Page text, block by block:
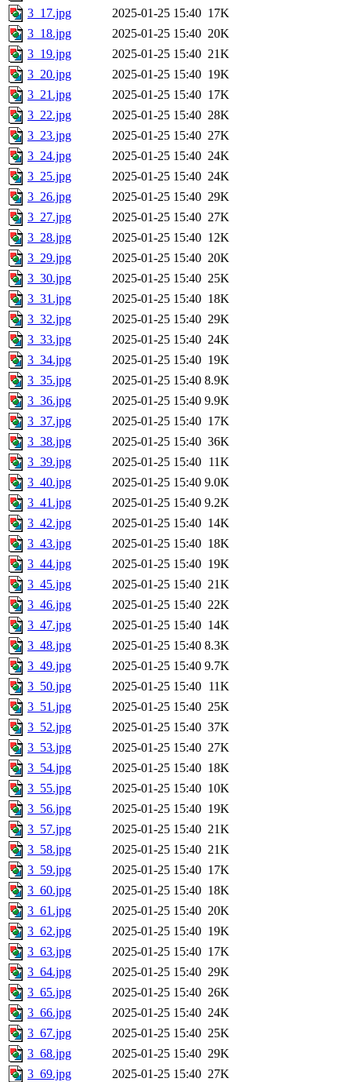
3_17.jpg 2025-01-25 15:40 17K
3_18.jpg
2025-01-25 15:40 20K
3_19.jpg
2025-01-25 15:40 21K
3_20.jpg
2025-01-25 15:40 19K
3_21.jpg
2025-01-25 15:40 17K
3_22.jpg
2025-01-25 15:40 28K
3_23.jpg
2025-01-25 15:40 27K
3_24.jpg
2025-01-25 15:40 24K
3_25.jpg
2025-01-25 15:40 24K
3_26.jpg
2025-01-25 15:40 29K
3_27.jpg
2025-01-25 15:40 27K
3_28.jpg
2025-01-25 15:40 12K
3_29.jpg
2025-01-25 15:40 20K
3_30.jpg
2025-01-25 15:40 25K
3_31.jpg
2025-01-25 15:40 18K
3_32.jpg
2025-01-25 15:40 29K
3_33.jpg
2025-01-25 15:40 24K
3_34.jpg
2025-01-25 15:40 19K
3_35.jpg
2025-01-25 15:40 8.9K
3_36.jpg
2025-01-25 15:40 9.9K
3_37.jpg
2025-01-25 15:40 17K
3_38.jpg
2025-01-25 15:40 36K
3_39.jpg
2025-01-25 15:40 11K
3_40.jpg
2025-01-25 15:40 9.0K
3_41.jpg
2025-01-25 15:40 9.2K
3_42.jpg
2025-01-25 15:40 14K
3_43.jpg
2025-01-25 15:40 18K
3_44.jpg
2025-01-25 15:40 19K
3_45.jpg
2025-01-25 15:40 21K
3_46.jpg
2025-01-25 15:40 22K
3_47.jpg
2025-01-25 15:40 14K
3_48.jpg
2025-01-25 15:40 8.3K
3_49.jpg
2025-01-25 15:40 9.7K
3_50.jpg
2025-01-25 15:40 11K
3_51.jpg
2025-01-25 15:40 25K
3_52.jpg
2025-01-25 15:40 37K
3_53.jpg
2025-01-25 15:40 27K
3_54.jpg
2025-01-25 15:40 18K
3_55.jpg
2025-01-25 15:40 10K
3_56.jpg
2025-01-25 15:40 19K
3_57.jpg
2025-01-25 15:40 21K
3_58.jpg
2025-01-25 15:40 21K
3_59.jpg
2025-01-25 15:40 17K
3_60.jpg
2025-01-25 15:40 18K
3_61.jpg
2025-01-25 15:40 20K
3_62.jpg
2025-01-25 15:40 19K
3_63.jpg
2025-01-25 15:40 17K
3_64.jpg
2025-01-25 15:40 29K
3_65.jpg
2025-01-25 15:40 26K
3_66.jpg
2025-01-25 15:40 24K
3_67.jpg
2025-01-25 15:40 25K
3_68.jpg
2025-01-25 15:40 29K
3_69.jpg
2025-01-25 15:40 27K